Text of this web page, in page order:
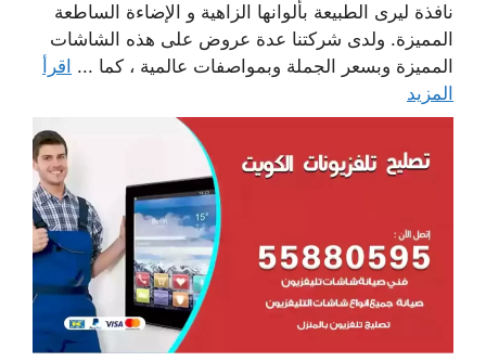
نافذة ليرى الطبيعة بألوانها الزاهية و الإضاءة الساطعة
المميزة. ولدى شركتنا عدة عروض على هذه الشاشات
المميزة وبسعر الجملة وبمواصفات عالمية ، كما ... اقرأ
المزيد